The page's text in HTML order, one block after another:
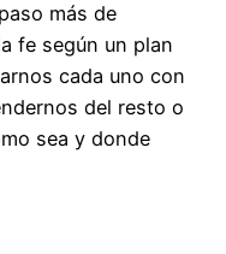
más de
fe según un plan
cada uno con
del resto o
sea y donde